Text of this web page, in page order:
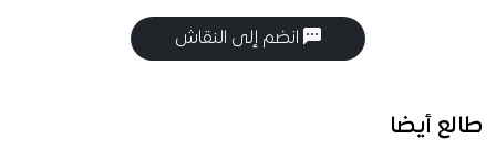
انضم إلى النقاش
طالع أيضا